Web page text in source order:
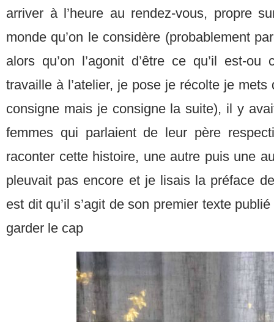
arriver à l’heure au rendez-vous, propre
monde qu’on le considère (probablement
alors qu’on l’agonit d’être ce qu’il est-
travaille à l’atelier, je pose je récolte je
consigne mais je consigne la suite), il y
femmes qui parlaient de leur père
raconter cette histoire, une autre puis une
pleuvait pas encore et je lisais la préface
est dit qu’il s’agit de son premier texte
garder le cap